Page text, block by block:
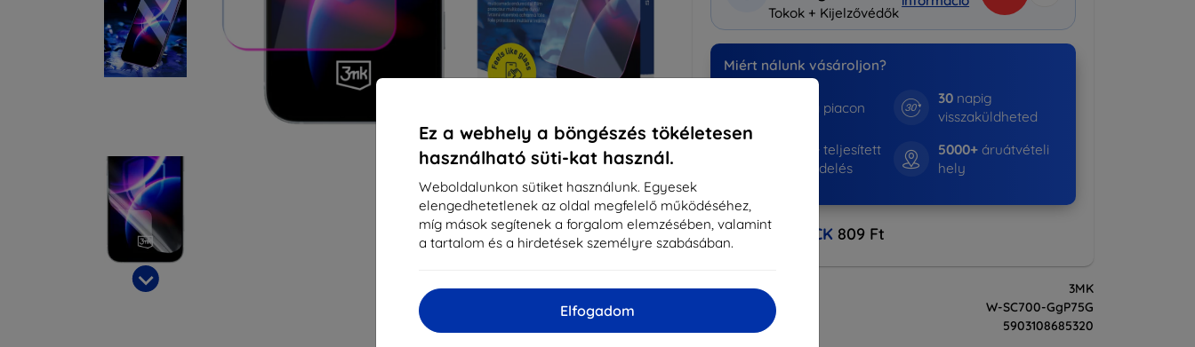
Ez a webhely a böngészés tökéletesen
használható süti-kat használ.
Weboldalunkon sütiket használunk. Egyesek
elengedhetetlenek az oldal megfelelő működéséhez,
míg mások segítenek a forgalom elemzésében, valamint
a tartalom és a hirdetések személyre szabásában.
Elfogadom
Tokok + Kijelzővédők
Miért nálunk vásároljon?
éve a piacon
30napig
visszaküldheted
819365+teljesített
megrendelés
5000+áruátvételi
hely
CASHBACK 809 Ft
Márka
3MK
Gyártói cikkszám
W-SC700-GgP75G
5903108685320